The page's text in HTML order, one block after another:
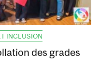
INCLUSION
des grades